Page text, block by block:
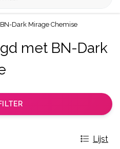
BN-Dark Mirage Chemise
met BN-Dark
Lijst